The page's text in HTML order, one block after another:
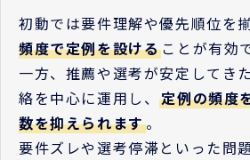
初動では要件理解や優先順位を
頻度で定例を設けることが有効
一方、推薦や選考が安定してき
絡を中心に運用し、定例の頻度
数を抑えられます。
要件ズレや選考停滞といった問